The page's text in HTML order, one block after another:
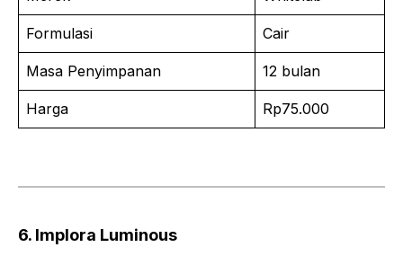
Formulasi Cair
Masa Penyimpanan 12 bulan
Harga Rp75.000
6. Implora Luminous